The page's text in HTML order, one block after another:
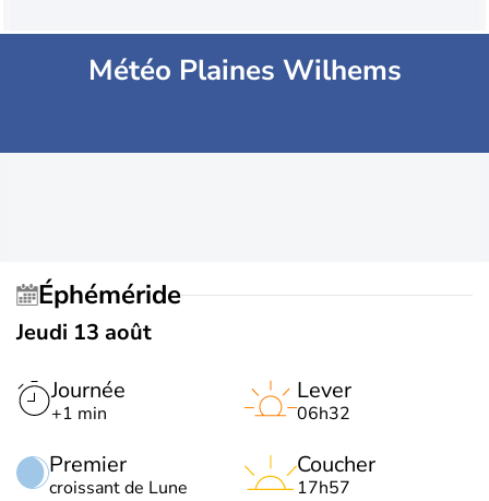
Météo Plaines Wilhems
Éphéméride
Jeudi 13 août
Journée
+1 min
Premier
croissant de Lune
Lever
06h32
Coucher
17h57